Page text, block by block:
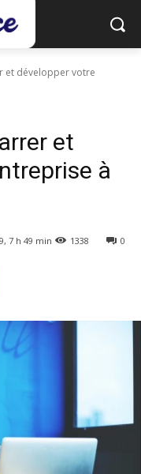
et développer votre
et
à
7 h 49 min 0
1338